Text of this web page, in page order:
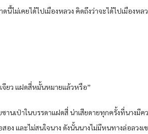
ไม่เคยได้ไปเมืองหลวง คิดถึงว่าจะได้ไปเมืองหล
จียว แฝดสี่หมั้นหมายแล้วหรือ”
นเป่าในบรรดาแฝดสี่ น่าเสียดายทุกครั้งที่นางมี
ง และไม่สนใจนาง ดังนั้นนางไม่มีหนทางล่อลวงเ